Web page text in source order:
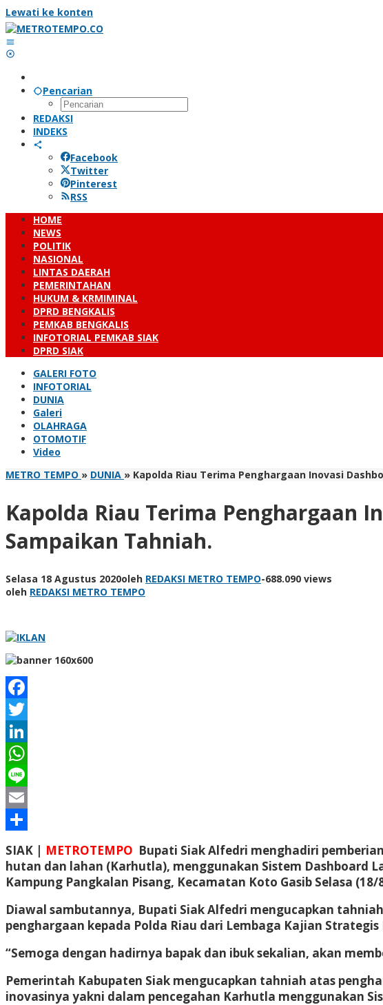
Lewati ke konten
Pencarian
REDAKSI
INDEKS
Facebook
Twitter
Pinterest
RSS
HOME
NEWS
POLITIK
NASIONAL
LINTAS DAERAH
PEMERINTAHAN
HUKUM & KRMIMINAL
DPRD BENGKALIS
PEMKAB BENGKALIS
INFOTORIAL PEMKAB SIAK
DPRD SIAK
GALERI FOTO
INFOTORIAL
DUNIA
Galeri
OLAHRAGA
OTOMOTIF
Video
METRO TEMPO » DUNIA » Kapolda Riau Terima Penghargaan Inovasi
Kapolda Riau Terima Penghargaan
Sampaikan Tahniah.
Selasa 18 Agustus 2020oleh REDAKSI METRO TEMPO-688.090 views
oleh REDAKSI METRO TEMPO
Facebook
Twitter
LinkedIn
WhatsApp
Line
Email
Share
SIAK | METROTEMPO Bupati Siak Alfedri menghadiri
hutan dan lahan (Karhutla), menggunakan Sistem Dashboard
Kampung Pangkalan Pisang, Kecamatan Koto Gasib Selasa (18/
Diawal sambutannya, Bupati Siak Alfedri mengucapkan
penghargaan kepada Polda Riau dari Lembaga Kajian
“Semoga dengan hadirnya bapak dan ibuk sekalian, akan
Pemerintah Kabupaten Siak mengucapkan tahniah atas
inovasinya yakni dalam pencegahan Karhutla menggunakan